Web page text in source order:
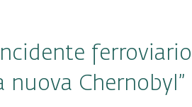
ferroviario
nuova Chernobyl”